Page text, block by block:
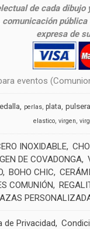
de cada
expresa de
eventos
perlas plata
elastico virgen
INOXIDABLE
DE COVADONGA
BOHO CHIC
COMUNIÓN
de Privacidad